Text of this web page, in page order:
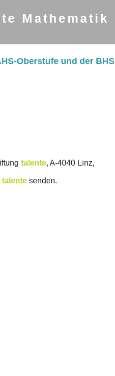
Mathematik
Oberstufe und der BHS
talente, A-4040 Linz,
talente senden.